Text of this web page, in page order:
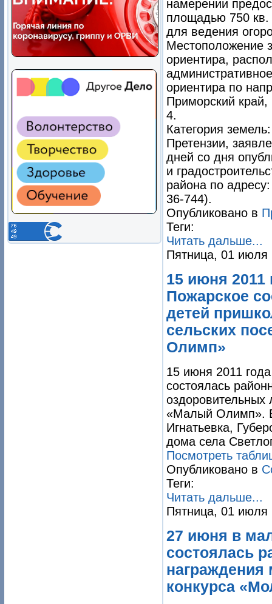
намерении
площадью 750 кв.
для ведения
Местоположение
ориентира,
ориентира по
Приморский
4.
Категория
Претензии,
дней со дня
и
района по
36-744).
Опубликовано в
Теги:
Читать дальше...
Пятница, 01 июля
15 июня
Пожарское
детей
сельских
Олимп»
15 июня 2011
состоялась
оздоровительных
«Малый Олимп». В
Игнатьевка,
дома села
Посмотреть
Опубликовано в
Теги:
Читать дальше...
Пятница, 01 июля
27 июня в
состоялась
награждения
конкурса